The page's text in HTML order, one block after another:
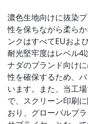
濃色生地向けに抜染
性を保ちながら柔ら
ンクはすべてEUおよ
耐光堅牢度はレベル4
ナダのブランド向け
性を確保するため、
います。また、当工
で、スクリーン印刷
おり、グローバルブ